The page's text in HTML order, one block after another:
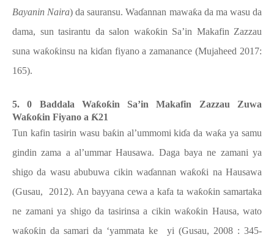
Bayanin Naira) da sauransu. Waɗannan mawaƙa da ma wasu da
dama, sun tasirantu da salon waƙoƙin Sa’in Makafin Zazzau
suna waƙoƙinsu na kiɗan fiyano a zamanance (Mujaheed 2017:
165).
5. 0 Baddala Waƙoƙin Sa’in Makafin Zazzau Zuwa
Waƙoƙin Fiyano a Ƙ21
Tun kafin tasirin wasu baƙin al’ummomi kiɗa da waƙa ya samu
gindin zama a al’ummar Hausawa. Daga baya ne zamani ya
shigo da wasu abubuwa cikin waɗannan waƙoƙi na Hausawa
(Gusau,
2012). An bayyana cewa a kafa ta waƙoƙin samartaka
ne zamani ya shigo da tasirinsa a cikin waƙoƙin Hausa, wato
waƙoƙin da samari da ‘yammata ke
yi (Gusau, 2008 : 345-